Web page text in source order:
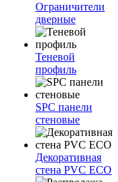
Ограничители
дверные
Теневой
профиль
SPC панели
стеновые
Декоративная
стена PVC ECO